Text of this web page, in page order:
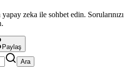
zeka ile sohbet edin. Sorularınızı
Paylaş
Ara